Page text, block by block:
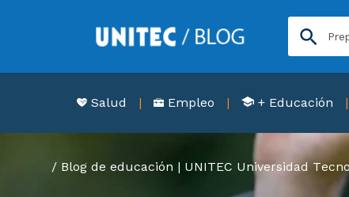
Salud Empleo + Educación
Blog de educación | UNITEC Universidad